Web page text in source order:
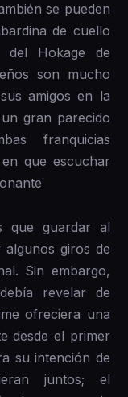
se pueden
de cuello
del Hokage de
son mucho
amigos en la
gran parecido
franquicias
que escuchar
que guardar al
giros de
Sin embargo,
revelar de
ofreciera una
desde el primer
su intención de
juntos; el